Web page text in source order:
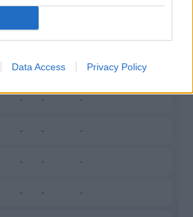
Data Access Privacy Policy